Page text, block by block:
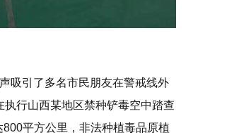
吸引了多名市民朋友在警戒线外
行山西某地区禁种铲毒空中踏查
平方公里，非法种植毒品原植